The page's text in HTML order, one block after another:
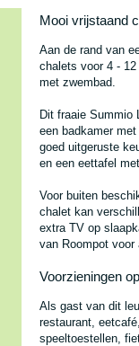
Mooi vrijstaand
Aan de rand van
chalets voor 4 - 12
met zwembad.
Dit fraaie Summio
een badkamer
goed uitgeruste
en een eettafel
Voor buiten
chalet kan
extra TV op
van Roompot voor
Voorzieningen
Als gast van dit
restaurant,
speeltoestellen,